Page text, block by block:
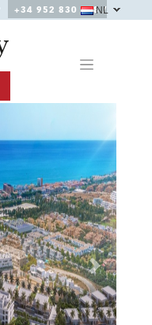
+34 952 830 378 /
NL
Next